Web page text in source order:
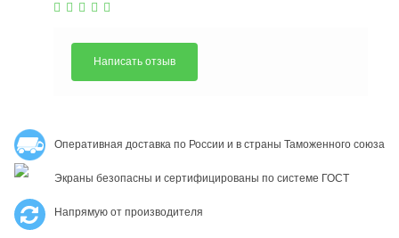
Написать отзыв
Оперативная доставка по России и в страны Таможенного союза
Экраны безопасны и сертифицированы по системе ГОСТ
Напрямую от производителя